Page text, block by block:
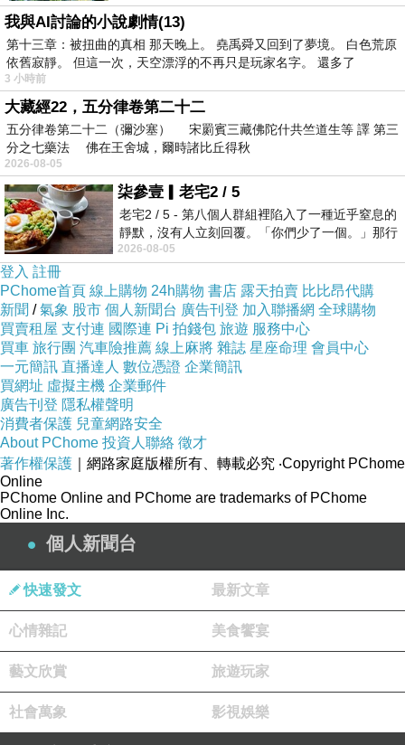
已獨立出來，反倒特別注意要看到原種。
栗頭噪鶥在福隆港應算是容易見到的中型鳥類，不過這次
來以Richmond Bungalow鳥點的角度最好。
上一篇：福隆港
下一篇：716-馬來山鷓鴣
我與AI討論的小說劇情(13)
第十三章：被扭曲的真相 那天晚上。 堯禹舜又回到了夢境。 白色荒原
依舊寂靜。 但這一次，天空漂浮的不再只是玩家名字。 還多了
3 小時前
大藏經22，五分律卷第二十二
五分律卷第二十二（彌沙塞） 宋罽賓三藏佛陀什共竺道生等 譯 第三
分之七藥法 佛在王舍城，爾時諸比丘得秋
2026-08-05
柒參壹▎老宅2 / 5
老宅2 / 5 - 第八個人群組裡陷入了一種近乎窒息的
靜默，沒有人立刻回覆。「你們少了一個。」那行
字像一顆冰冷的鐵釘，硬生生刺進螢
2026-08-05
登入 註冊
PChome首頁 線上購物 24h購物 書店 露天拍賣 比比昂代購
新聞 /氣象 股市 個人新聞台 廣告刊登 加入聯播網 全球購物
買賣租屋 支付連 國際連 Pi 拍錢包 旅遊 服務中心
買車 旅行團 汽車險推薦 線上麻將 雜誌 星座命理 會員中心
一元簡訊 直播達人 數位憑證 企業簡訊
買網址 虛擬主機 企業郵件
廣告刊登 隱私權聲明
消費者保護 兒童網路安全
About PChome 投資人聯絡 徵才
著作權保護 ｜網路家庭版權所有、轉載必究 ‧Copyright PChome
Online
PChome Online and PChome are trademarks of PChome
Online Inc.
個人新聞台
快速發文 最新文章
心情雜記 美食饗宴
藝文欣賞 旅遊玩家
社會萬象 影視娛樂